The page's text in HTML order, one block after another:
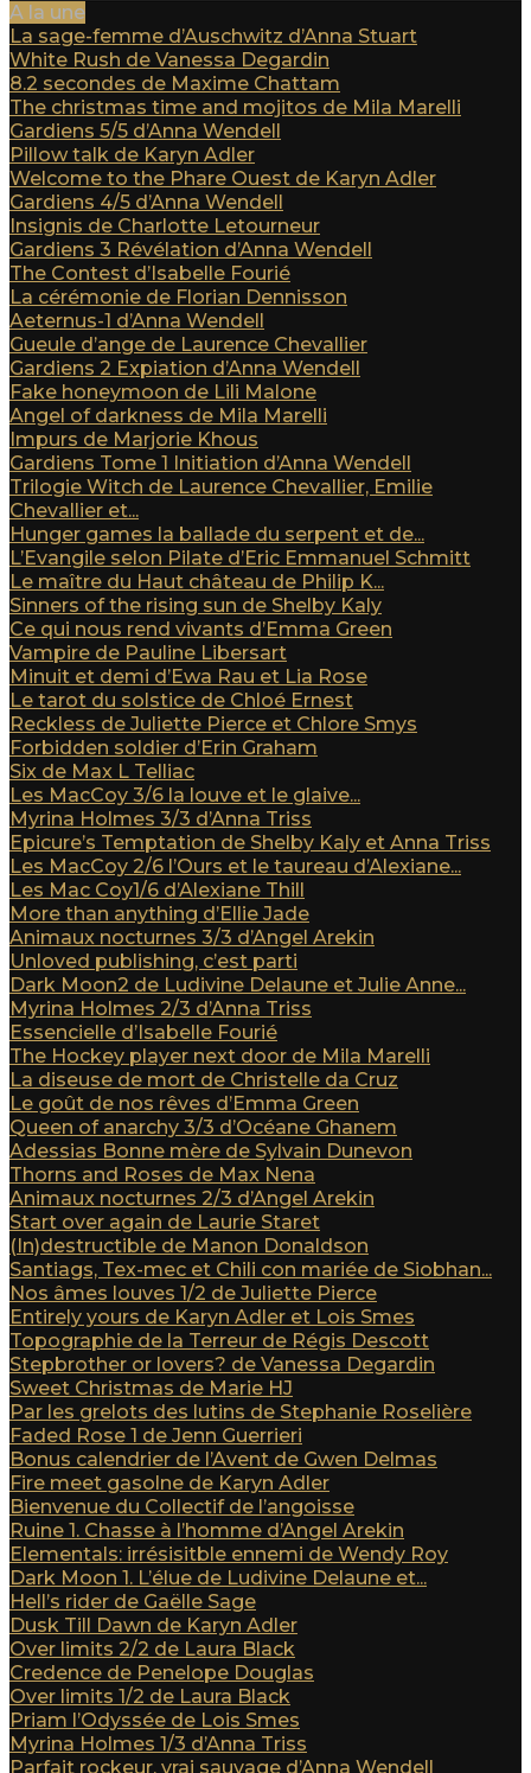
A la une
La sage-femme d’Auschwitz d’Anna Stuart
White Rush de Vanessa Degardin
8.2 secondes de Maxime Chattam
The christmas time and mojitos de Mila Marelli
Gardiens 5/5 d’Anna Wendell
Pillow talk de Karyn Adler
Welcome to the Phare Ouest de Karyn Adler
Gardiens 4/5 d’Anna Wendell
Insignis de Charlotte Letourneur
Gardiens 3 Révélation d’Anna Wendell
The Contest d’Isabelle Fourié
La cérémonie de Florian Dennisson
Aeternus-1 d’Anna Wendell
Gueule d’ange de Laurence Chevallier
Gardiens 2 Expiation d’Anna Wendell
Fake honeymoon de Lili Malone
Angel of darkness de Mila Marelli
Impurs de Marjorie Khous
Gardiens Tome 1 Initiation d’Anna Wendell
Trilogie Witch de Laurence Chevallier, Emilie
Chevallier et...
Hunger games la ballade du serpent et de...
L’Evangile selon Pilate d’Eric Emmanuel Schmitt
Le maître du Haut château de Philip K...
Sinners of the rising sun de Shelby Kaly
Ce qui nous rend vivants d’Emma Green
Vampire de Pauline Libersart
Minuit et demi d’Ewa Rau et Lia Rose
Le tarot du solstice de Chloé Ernest
Reckless de Juliette Pierce et Chlore Smys
Forbidden soldier d’Erin Graham
Six de Max L Telliac
Les MacCoy 3/6 la louve et le glaive...
Myrina Holmes 3/3 d’Anna Triss
Epicure’s Temptation de Shelby Kaly et Anna Triss
Les MacCoy 2/6 l’Ours et le taureau d’Alexiane...
Les Mac Coy1/6 d’Alexiane Thill
More than anything d’Ellie Jade
Animaux nocturnes 3/3 d’Angel Arekin
Unloved publishing, c’est parti
Dark Moon2 de Ludivine Delaune et Julie Anne...
Myrina Holmes 2/3 d’Anna Triss
Essencielle d’Isabelle Fourié
The Hockey player next door de Mila Marelli
La diseuse de mort de Christelle da Cruz
Le goût de nos rêves d’Emma Green
Queen of anarchy 3/3 d’Océane Ghanem
Adessias Bonne mère de Sylvain Dunevon
Thorns and Roses de Max Nena
Animaux nocturnes 2/3 d’Angel Arekin
Start over again de Laurie Staret
(In)destructible de Manon Donaldson
Santiags, Tex-mec et Chili con mariée de Siobhan...
Nos âmes louves 1/2 de Juliette Pierce
Entirely yours de Karyn Adler et Lois Smes
Topographie de la Terreur de Régis Descott
Stepbrother or lovers? de Vanessa Degardin
Sweet Christmas de Marie HJ
Par les grelots des lutins de Stephanie Roselière
Faded Rose 1 de Jenn Guerrieri
Bonus calendrier de l’Avent de Gwen Delmas
Fire meet gasolne de Karyn Adler
Bienvenue du Collectif de l’angoisse
Ruine 1. Chasse à l’homme d’Angel Arekin
Elementals: irrésisitble ennemi de Wendy Roy
Dark Moon 1. L’élue de Ludivine Delaune et...
Hell’s rider de Gaëlle Sage
Dusk Till Dawn de Karyn Adler
Over limits 2/2 de Laura Black
Credence de Penelope Douglas
Over limits 1/2 de Laura Black
Priam l’Odyssée de Lois Smes
Myrina Holmes 1/3 d’Anna Triss
Parfait rockeur, vrai sauvage d’Anna Wendell